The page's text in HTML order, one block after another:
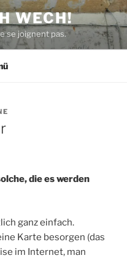
WECH!
se joignent pas.
die es werden
ganz einfach.
Karte besorgen (das
im Internet, man